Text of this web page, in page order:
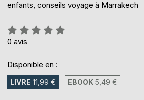
enfants, conseils voyage à Marrakech
Évaluation:
0%
0 avis
Disponible en :
LIVRE 11,99 € EBOOK 5,49 €